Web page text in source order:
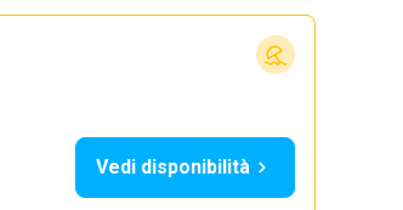
Vedi disponibilità